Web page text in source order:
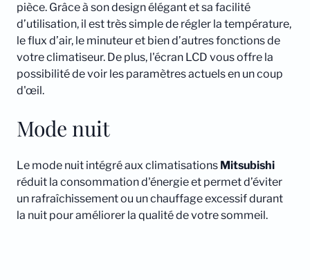
pièce. Grâce à son design élégant et sa facilité
d’utilisation, il est très simple de régler la température,
le flux d’air, le minuteur et bien d’autres fonctions de
votre climatiseur. De plus, l'écran LCD vous offre la
possibilité de voir les paramètres actuels en un coup
d'œil.
Mode nuit
Le mode nuit intégré aux climatisations Mitsubishi
réduit la consommation d'énergie et permet d’éviter
un rafraîchissement ou un chauffage excessif durant
la nuit pour améliorer la qualité de votre sommeil.